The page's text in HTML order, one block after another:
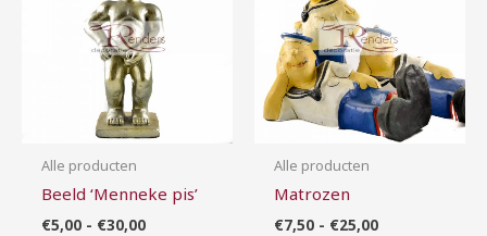
Alle producten
Beeld ‘Menneke pis’
€5,00 - €30,00
Alle producten
Matrozen
€7,50 - €25,00